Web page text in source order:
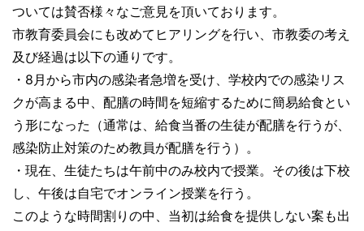
ついては賛否様々なご意見を頂いております。
市教育委員会にも改めてヒアリングを行い、市教委の考え
及び経過は以下の通りです。
・8月から市内の感染者急増を受け、学校内での感染リス
クが高まる中、配膳の時間を短縮するために簡易給食とい
う形になった（通常は、給食当番の生徒が配膳を行うが、
感染防止対策のため教員が配膳を行う）。
・現在、生徒たちは午前中のみ校内で授業。その後は下校
し、午後は自宅でオンライン授業を行う。
このような時間割りの中、当初は給食を提供しない案も出